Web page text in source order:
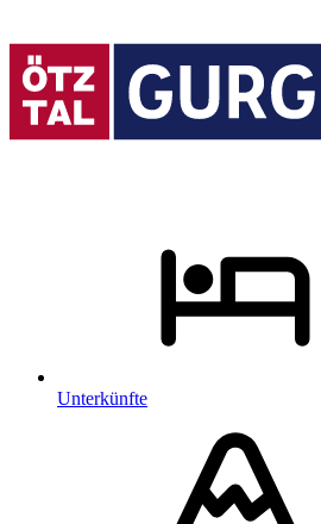
Unterkünfte